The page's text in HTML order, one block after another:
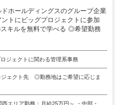
ホールディングスのグループ企業
トにビッグプロジェクトに参加
キルを無料で学べる ◎希望勤務
ジェクトに関わる管理系事務
ジェクト先 ◎勤務地はご希望に応じま
西エリア勤務：月給25万円～ ・中部・